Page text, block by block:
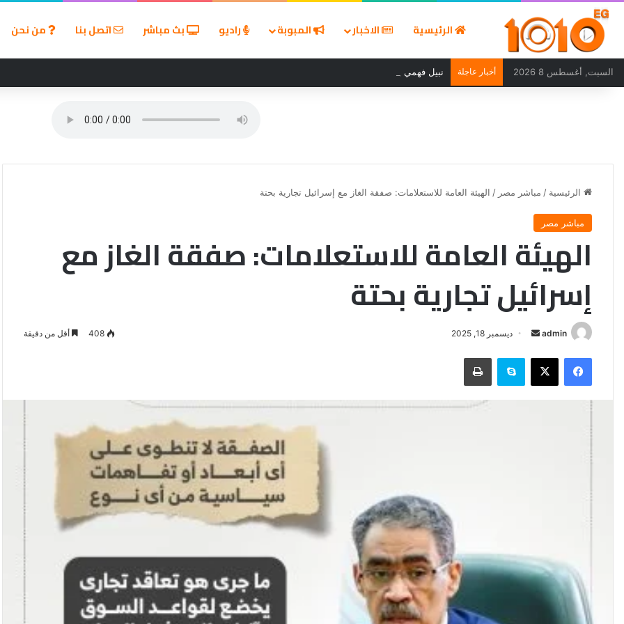
الرئيسية الاخبار المبوبة راديو بث مباشر اتصل بنا من نحن
السبت, أغسطس 8 2026 أخبار عاجلة نبيل فهمي يدين استهداف ناقلة نفط إماراتية في مضيق هرمز ويحمل إيران المسؤولية
الرئيسية / مباشر مصر / الهيئة العامة للاستعلامات: صفقة الغاز مع إسرائيل تجارية بحتة
مباشر مصر
الهيئة العامة للاستعلامات: صفقة الغاز مع
إسرائيل تجارية بحتة
admin
أرسل
إلكترونيا
ديسمبر 18, 2025 408 أقل من دقيقة
فيسبوك ‫X سكايب طباعة